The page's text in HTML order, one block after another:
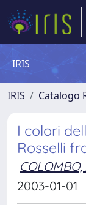
IRIS
IRIS Catalogo
I colori
Rosselli
2003-01-01